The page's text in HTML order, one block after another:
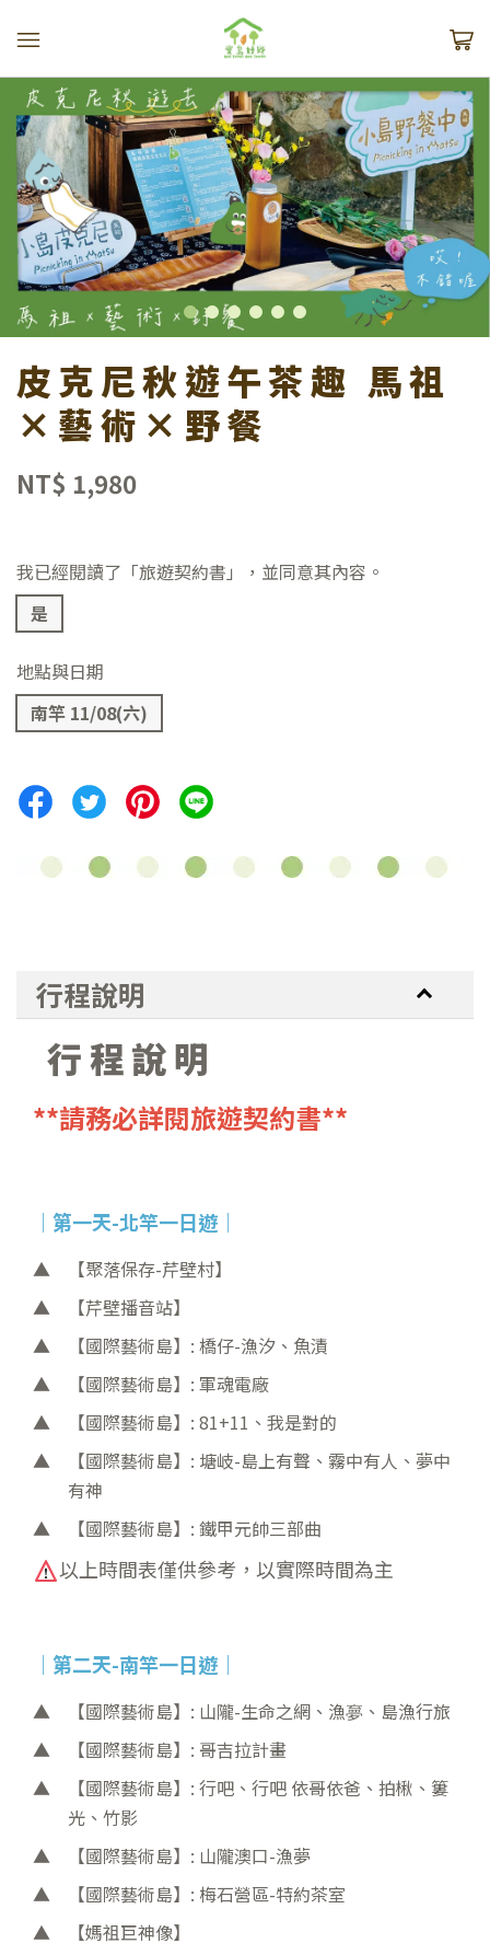
皮克尼秋遊午茶趣 馬祖
×藝術×野餐
NT$ 1,980
我已經閱讀了「旅遊契約書」，並同意其內容。
是
地點與日期
南竿 11/08(六)
行程說明
行程說明
**請務必詳閱旅遊契約書**
｜第一天-北竿一日遊 ｜
【聚落保存-芹壁村】
【芹壁播音站】
【國際藝術島】: 橋仔-漁汐、魚漬
【國際藝術島】: 軍魂電廠
【國際藝術島】: 81+11、我是對的
【國際藝術島】: 塘岐-島上有聲、霧中有人、夢中
有神
【國際藝術島】: 鐵甲元帥三部曲
以上時間表僅供參考，以實際時間為主
｜第二天-南竿一日遊 ｜
【國際藝術島】: 山隴-生命之網、漁夣、島漁行旅
【國際藝術島】: 哥吉拉計畫
【國際藝術島】: 行吧、行吧 依哥依爸、拍楸、簍
光、竹影
【國際藝術島】: 山隴澳口-漁夢
【國際藝術島】: 梅石營區-特約茶室
【媽祖巨神像】